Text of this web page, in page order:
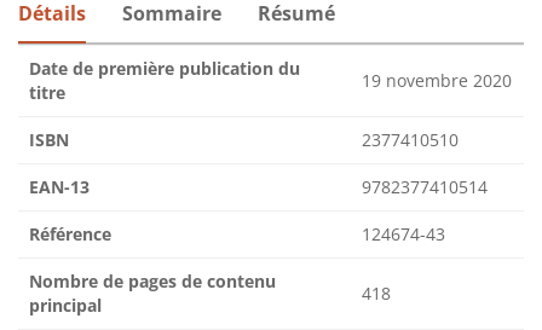
Détails Sommaire Résumé
Date de première publication du
titre
19 novembre 2020
ISBN 2377410510
EAN-13 9782377410514
Référence 124674-43
Nombre de pages de contenu
principal
418